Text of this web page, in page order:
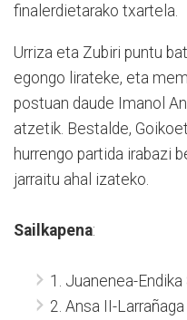
finalerdietarako txartela.
Urriza eta Zubiri puntu
egongo lirateke, eta
postuan daude Imanol
atzetik. Bestalde,
hurrengo partida irabazi
jarraitu ahal izateko.
Sailkapena:
1. Juanenea-Endika
2. Ansa II-